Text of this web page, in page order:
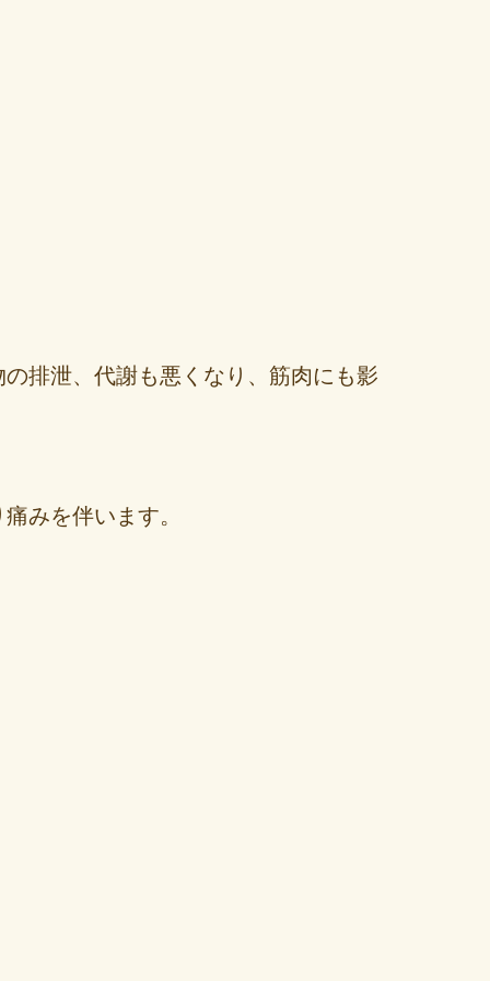
排泄、代謝も悪くなり、筋肉にも影
みを伴います。